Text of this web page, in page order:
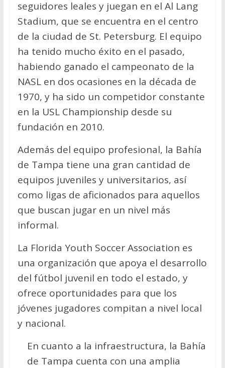
seguidores leales y juegan en el Al Lang
Stadium, que se encuentra en el centro
de la ciudad de St. Petersburg. El equipo
ha tenido mucho éxito en el pasado,
habiendo ganado el campeonato de la
NASL en dos ocasiones en la década de
1970, y ha sido un competidor constante
en la USL Championship desde su
fundación en 2010.
Además del equipo profesional, la Bahía
de Tampa tiene una gran cantidad de
equipos juveniles y universitarios, así
como ligas de aficionados para aquellos
que buscan jugar en un nivel más
informal.
La Florida Youth Soccer Association es
una organización que apoya el desarrollo
del fútbol juvenil en todo el estado, y
ofrece oportunidades para que los
jóvenes jugadores compitan a nivel local
y nacional.
En cuanto a la infraestructura, la Bahía
de Tampa cuenta con una amplia